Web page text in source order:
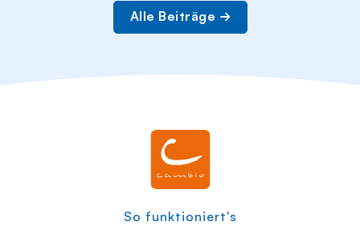
Alle Beiträge
So funktioniert's